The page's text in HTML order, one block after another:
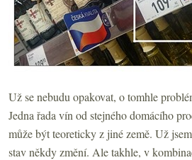
Už se nebudu opakovat, o tomhle
Jedna řada vín od stejného domácího
může být teoreticky z jiné země. Už
stav někdy změní. Ale takhle, v